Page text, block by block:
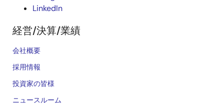
LinkedIn
経営/決算/業績
会社概要
採用情報
投資家の皆様
ニュースルーム